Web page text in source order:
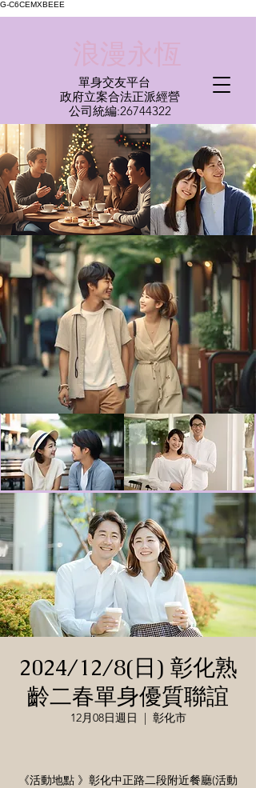
G-C6CEMXBEEE
單身交友平台
​政府立案合法正派經營​
​公司統編:26744322
​浪漫永恆
2024/12/8(日) 彰化熟
齡二春單身優質聯誼
12月08日週日
  |
彰化市
《活動地點 》彰化中正路二段附近餐廳(活動